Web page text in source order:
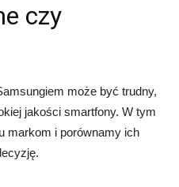
czy
może być trudny,
jakości smartfony. W tym
markom i porównamy ich